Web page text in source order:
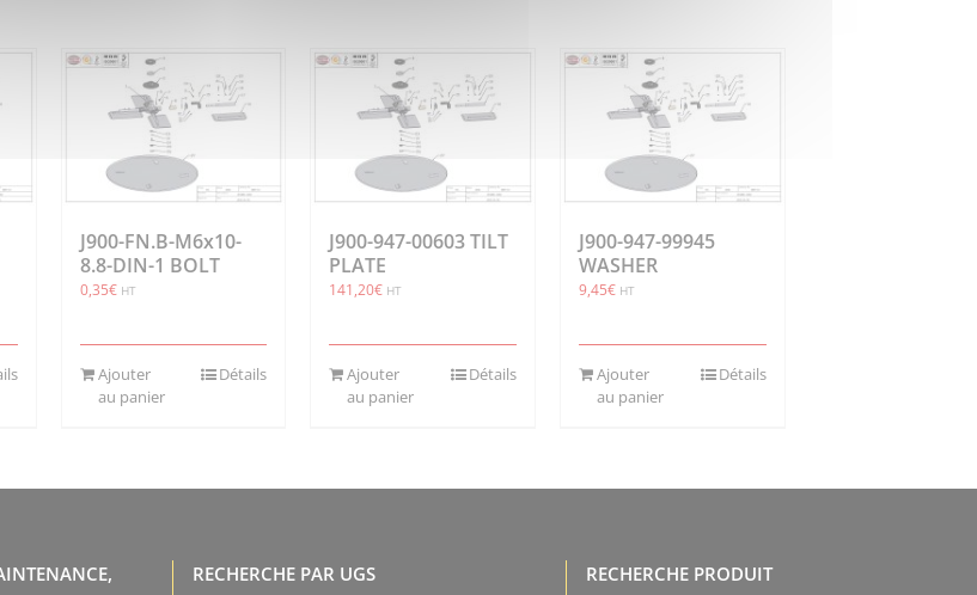
J900-FN.B-M6x10-
8.8-DIN-1 BOLT
0,35€ HT
Ajouter
au panier
Détails
J900-947-00603 TILT
PLATE
141,20€ HT
Ajouter
au panier
Détails
J900-947-99945
WASHER
9,45€ HT
Ajouter
au panier
Détails
RECHERCHE PAR UGS RECHERCHE PRODUIT